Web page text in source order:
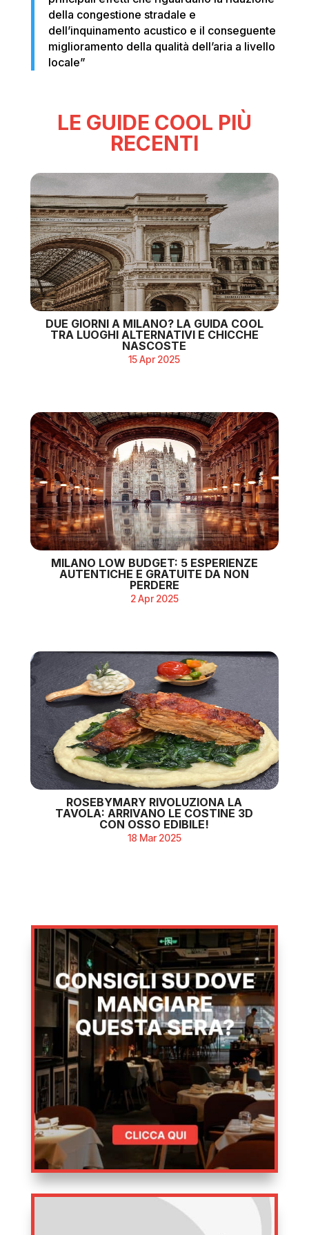
della congestione stradale e
dell’inquinamento acustico e il conseguente
miglioramento della qualità dell’aria a livello
locale”
LE GUIDE COOL PIÙ
RECENTI
DUE GIORNI A MILANO? LA GUIDA COOL
TRA LUOGHI ALTERNATIVI E CHICCHE
NASCOSTE
15 Apr 2025
MILANO LOW BUDGET: 5 ESPERIENZE
AUTENTICHE E GRATUITE DA NON
PERDERE
2 Apr 2025
ROSEBYMARY RIVOLUZIONA LA
TAVOLA: ARRIVANO LE COSTINE 3D
CON OSSO EDIBILE!
18 Mar 2025